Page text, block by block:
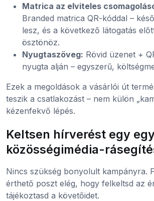
Matrica az elviteles
Branded matrica QR-kóddal –
lesz, és a következő látogatás
ösztönöz.
Nyugtaszöveg: Rövid üzenet +
nyugta alján – egyszerű,
Ezek a megoldások a vásárlói út
teszik a csatlakozást – nem külön
kézenfekvő lépés.
Keltsen hírverést egy
közösségimédia-
Nincs szükség bonyolult kampányra.
érthető poszt elég, hogy felkeltsd az
tájékoztasd a követőidet.